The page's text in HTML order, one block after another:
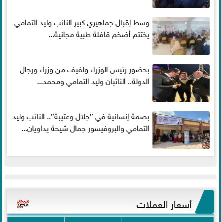
وسط إقبال جماهيري كبير النائب وليد التمامي
يختتم أضخم قافلة طبية مجانية...
بحضور رئيس الوزراء ولفيف من وزراء ورجال
الدولة.. النائبان وليد التمامي ومحمد...
بصمة إنسانية في ”جلال وعتيبة”.. النائب وليد
التمامي والبروفيسور جمال شيحة يداويان...
أسعار العملات